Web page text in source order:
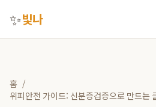
✨빛나
홈 /
위피안전 가이드: 신분증검증으로 만드는